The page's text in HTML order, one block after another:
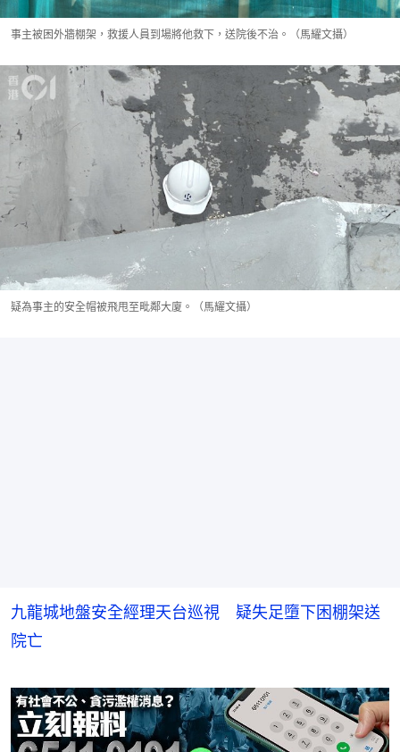
事主被困外牆棚架，救援人員到場將他救下，送院後不治。（馬耀文攝）
疑為事主的安全帽被飛甩至毗鄰大廈。（馬耀文攝）
九龍城地盤安全經理天台巡視 疑失足墮下困棚架送
院亡